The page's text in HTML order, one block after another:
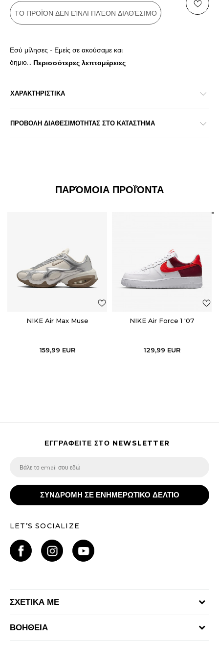
ΤΟ ΠΡΟΪΌΝ ΔΕΝ ΕΊΝΑΙ ΠΛΈΟΝ ΔΙΑΘΈΣΙΜΟ
Εσύ μίλησες - Εμείς σε ακούσαμε και
δημιο... Περισσότερες λεπτομέρειες
ΧΑΡΑΚΤΗΡΙΣΤΙΚΑ
ΠΡΟΒΟΛΗ ΔΙΑΘΕΣΙΜΟΤΗΤΑΣ ΣΤΟ ΚΑΤΑΣΤΗΜΑ
ΠΑΡΌΜΟΙΑ ΠΡΟΪΌΝΤΑ
NIKE Air Max Muse
159,99 EUR
NIKE Air Force 1 '07
129,99 EUR
ΕΓΓΡΑΦΕΙΤΕ ΣΤΟ NEWSLETTER
ΣΥΝΔΡΟΜΗ ΣΕ ΕΝΗΜΕΡΩΤΙΚΟ ΔΕΛΤΙΟ
LET’S SOCIALIZE
ΣΧΕΤΙΚΑ ΜΕ
ΒΟΗΘΕΙΑ